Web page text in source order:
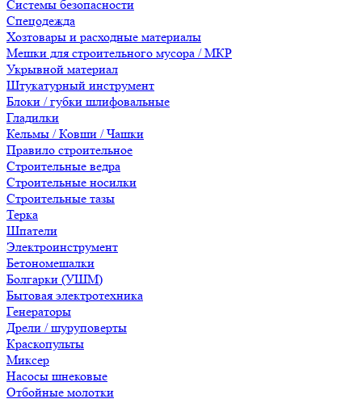
Системы безопасности
Спецодежда
Хозтовары и расходные материалы
Мешки для строительного мусора / МКР
Укрывной материал
Штукатурный инструмент
Блоки / губки шлифовальные
Гладилки
Кельмы / Ковши / Чашки
Правило строительное
Строительные ведра
Строительные носилки
Строительные тазы
Терка
Шпатели
Электроинструмент
Бетономешалки
Болгарки (УШМ)
Бытовая электротехника
Генераторы
Дрели / шуруповерты
Краскопульты
Миксер
Насосы шнековые
Отбойные молотки